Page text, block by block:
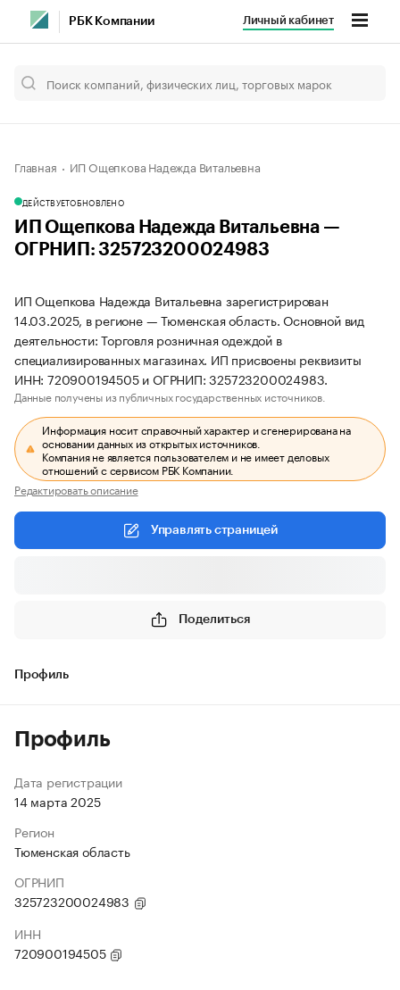
РБК Компании Личный кабинет
Главная ИП Ощепкова Надежда Витальевна
ДЕЙСТВУЕТОБНОВЛЕНО
ИП Ощепкова Надежда Витальевна —
ОГРНИП: 325723200024983
ИП Ощепкова Надежда Витальевна зарегистрирован
14.03.2025, в регионе — Тюменская область. Основной вид
деятельности: Торговля розничная одеждой в
специализированных магазинах. ИП присвоены реквизиты
ИНН: 720900194505 и ОГРНИП: 325723200024983.
Данные получены из публичных государственных источников.
Информация носит справочный характер и сгенерирована на
основании данных из открытых источников.
Компания не является пользователем и не имеет деловых
отношений с сервисом РБК Компании.
Редактировать описание
Управлять страницей
Поделиться
Профиль
Профиль
Дата регистрации
14 марта 2025
Регион
Тюменская область
ОГРНИП
325723200024983
ИНН
720900194505